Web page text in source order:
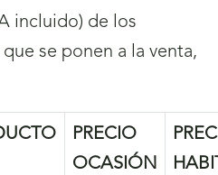
incluido) de los
se ponen a la venta,
PRECIO
OCASIÓN